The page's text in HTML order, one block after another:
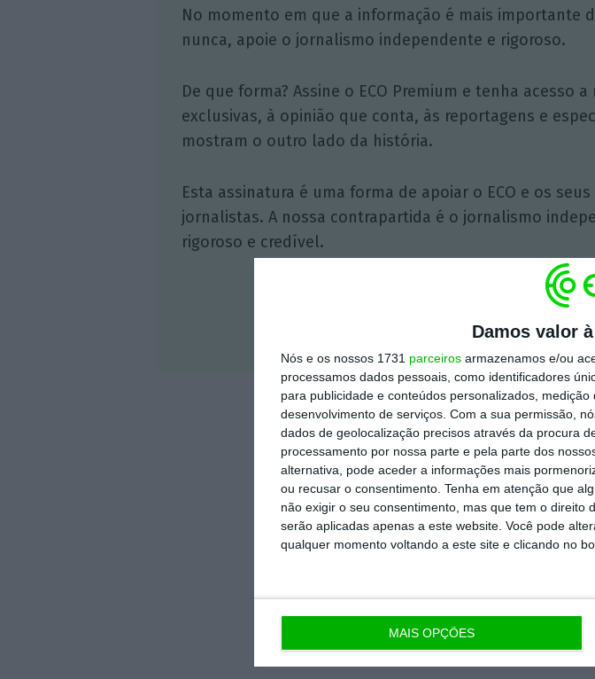
Damos valor
Nós e os nossos 1731 parceiros armazenamos e/ou
processamos dados pessoais, como identificadores
para publicidade e conteúdos personalizados,
desenvolvimento de serviços. Com a sua permissão,
dados de geolocalização precisos através da procura
processamento por nossa parte e pela parte dos
alternativa, pode aceder a informações mais
ou recusar o consentimento. Tenha em atenção que
não exigir o seu consentimento, mas que tem o direito
serão aplicadas apenas a este website. Você pode
qualquer momento voltando a este site e clicando no
MAIS OPÇÕES
No momento em que a informação é mais importante
nunca, apoie o jornalismo independente e rigoroso.
De que forma? Assine o ECO Premium e tenha acesso
exclusivas, à opinião que conta, às reportagens e
mostram o outro lado da história.
Esta assinatura é uma forma de apoiar o ECO e os seus
jornalistas. A nossa contrapartida é o jornalismo
rigoroso e credível.
Veja todos os planos